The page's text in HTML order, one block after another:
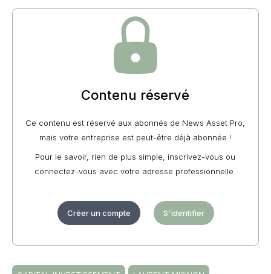
Contenu réservé
Ce contenu est réservé aux abonnés de News Asset Pro,
mais votre entreprise est peut-être déjà abonnée !
Pour le savoir, rien de plus simple, inscrivez-vous ou
connectez-vous avec votre adresse professionnelle.
Créer un compte S'identifier